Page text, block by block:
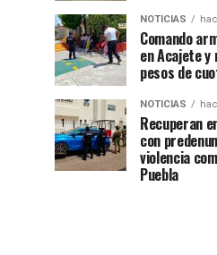
NOTICIAS
Comando
en Acajete
pesos de
NOTICIAS
Recuperan
con
violencia
Puebla